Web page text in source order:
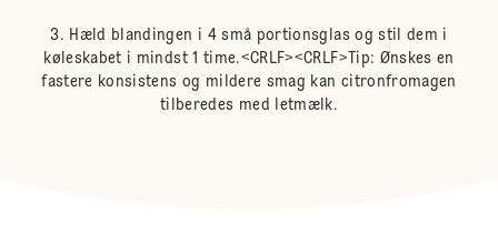
Hæld blandingen i 4 små portionsglas og stil dem i
køleskabet i mindst 1 time.<CRLF><CRLF>Tip: Ønskes en
fastere konsistens og mildere smag kan citronfromagen
tilberedes med letmælk.